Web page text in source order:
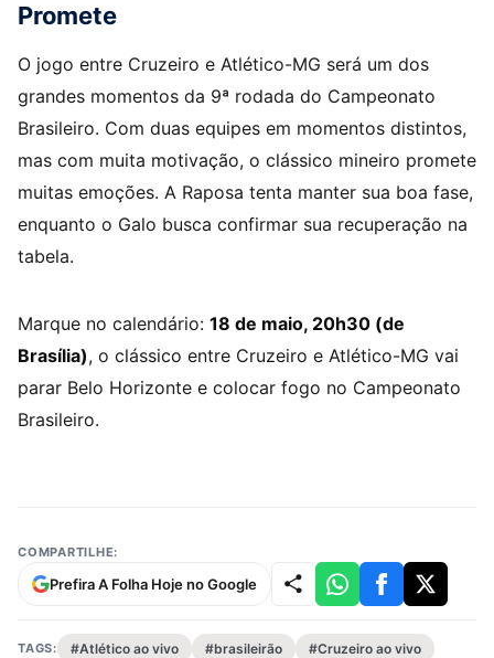
Promete
O jogo entre Cruzeiro e Atlético-MG será um dos
grandes momentos da 9ª rodada do Campeonato
Brasileiro. Com duas equipes em momentos distintos,
mas com muita motivação, o clássico mineiro promete
muitas emoções. A Raposa tenta manter sua boa fase,
enquanto o Galo busca confirmar sua recuperação na
tabela.
Marque no calendário: 18 de maio, 20h30 (de
Brasília), o clássico entre Cruzeiro e Atlético-MG vai
parar Belo Horizonte e colocar fogo no Campeonato
Brasileiro.
COMPARTILHE:
Prefira A Folha Hoje no Google
TAGS: #Atlético ao vivo #brasileirão
#Cruzeiro ao vivo